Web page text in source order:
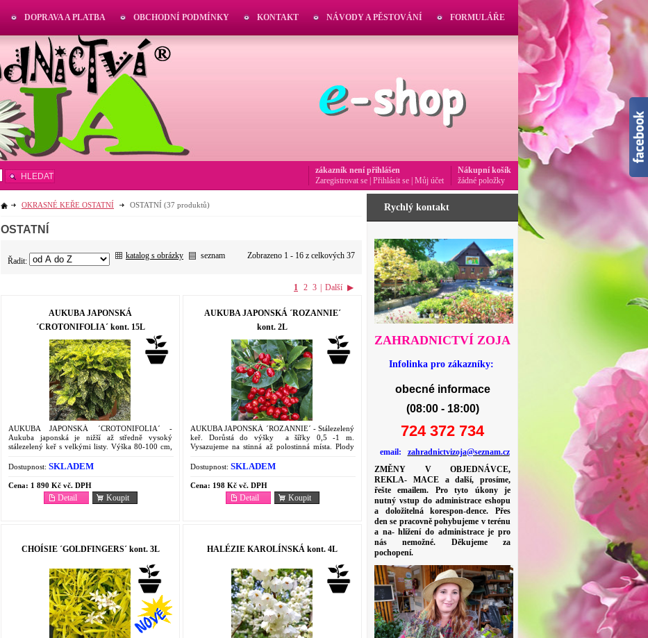
OKRASNÉ KEŘE OSTATNÍ OSTATNÍ (37 produktů)
OSTATNÍ
Řadit:
katalog s obrázky seznam Zobrazeno 1 - 16 z celkových 37
1 2 3 | Další ▶
AUKUBA JAPONSKÁ
´CROTONIFOLIA´ kont. 15L
AUKUBA JAPONSKÁ ´CROTONIFOLIA´ -
Aukuba japonská je nižší až středně vysoký
stálezelený keř s velkými listy. Výška 80-100 cm,
až 20cm.
Dostupnost: SKLADEM
Cena: 1 890 Kč vč. DPH
Koupit
Detail
AUKUBA JAPONSKÁ ´ROZANNIE´
kont. 2L
AUKUBA JAPONSKÁ ´ROZANNIE´ - Stálezelený
keř. Dorůstá do výšky a šířky 0,5 -1 m.
Vysazujeme na stinná až polostinná místa. Plody
Dostupnost: SKLADEM
Cena: 198 Kč vč. DPH
Koupit
Detail
CHOÍSIE ´GOLDFINGERS´ kont. 3L HALÉZIE KAROLÍNSKÁ kont. 4L
Rychlý kontakt
ZAHRADNICTVÍ ZOJA
Infolinka pro zákazníky:
obecné informace
(08:00 - 18:00)
724 372 734
email: zahradnictvizoja@seznam.cz
ZMĚNY V OBJEDNÁVCE,
REKLA- MACE a další, prosíme,
řešte emailem. Pro tyto úkony je
nutný vstup do administrace eshopu
a doložitelná korespon-dence. Přes
den se pracovně pohybujeme v terénu
a na- hlížení do administrace je pro
nás nemožné. Děkujeme za
pochopení.
DOPRAVA A PLATBA OBCHODNÍ PODMÍNKY KONTAKT NÁVODY A PĚSTOVÁNÍ FORMULÁŘE
HLEDAT
Nákupní košík
žádné položky
zákazník není přihlášen
Zaregistrovat se Přihlásit se Můj účet